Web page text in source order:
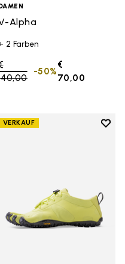
Alpha
2 Farben
reduced from
to
€
70,00
-50%
wishlist
VERKAUF
Add